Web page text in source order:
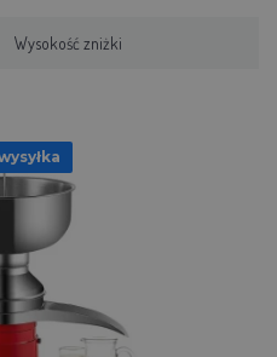
Wysokość zniżki